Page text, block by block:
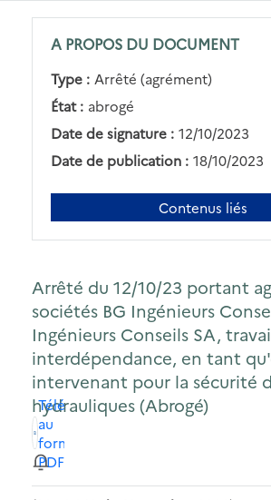
A PROPOS DU DOCUMENT
Type : Arrêté (agrément)
État : abrogé
Date de signature : 12/10/2023
Date de publication : 18/10/2023
Contenus liés
Arrêté du 12/10/23 portant
sociétés BG Ingénieurs
Ingénieurs Conseils SA,
interdépendance, en tant
intervenant pour la sécurité
hydrauliques (Abrogé)
Télécharger
au
format
PDF